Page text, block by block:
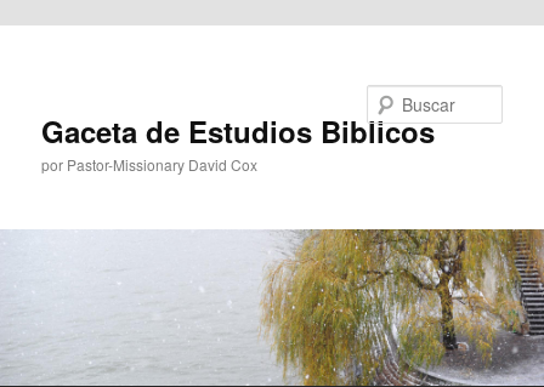
Gaceta de Estudios Biblicos
por Pastor-Missionary David Cox